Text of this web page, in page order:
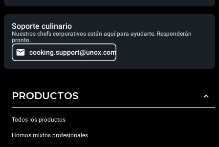
Soporte culinario
Nuestros chefs corporativos están aquí para ayudarte. Responderán
pronto.
cooking.support@unox.com
PRODUCTOS
Todos los productos
Hornos mixtos profesionales